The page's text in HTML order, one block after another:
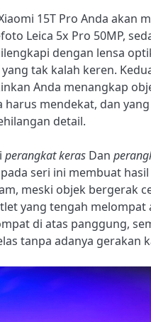
15T Pro Anda akan
Leica 5x Pro 50MP,
dengan lensa
tak kalah keren.
Anda menangkap
harus mendekat, dan
detail.
perangkat keras Dan
seri ini membuat
meski objek bergerak
yang tengah melompat
di atas panggung,
tanpa adanya gerakan